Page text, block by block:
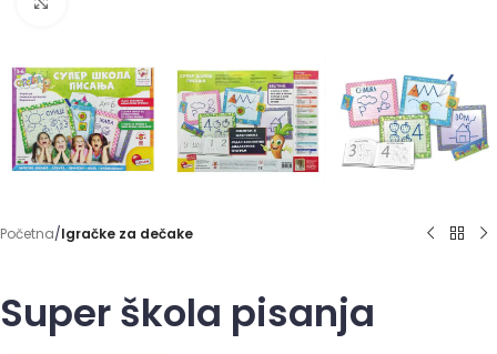
Početna Igračke za dečake
Super škola pisanja